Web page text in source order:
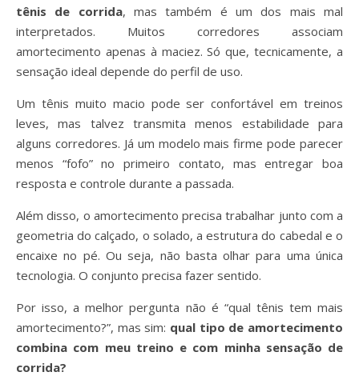
tênis de corrida, mas também é um dos mais mal
interpretados. Muitos corredores associam
amortecimento apenas à maciez. Só que, tecnicamente, a
sensação ideal depende do perfil de uso.
Um tênis muito macio pode ser confortável em treinos
leves, mas talvez transmita menos estabilidade para
alguns corredores. Já um modelo mais firme pode parecer
menos “fofo” no primeiro contato, mas entregar boa
resposta e controle durante a passada.
Além disso, o amortecimento precisa trabalhar junto com a
geometria do calçado, o solado, a estrutura do cabedal e o
encaixe no pé. Ou seja, não basta olhar para uma única
tecnologia. O conjunto precisa fazer sentido.
Por isso, a melhor pergunta não é “qual tênis tem mais
amortecimento?”, mas sim: qual tipo de amortecimento
combina com meu treino e com minha sensação de
corrida?